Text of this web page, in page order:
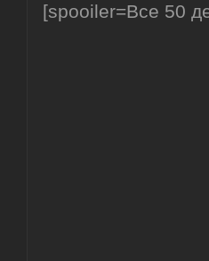
[spooiler=Все 50